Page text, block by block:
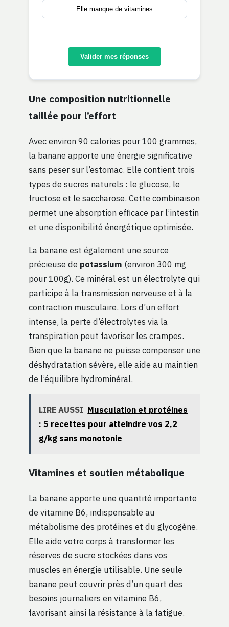
Elle manque de vitamines
Valider mes réponses
Une composition nutritionnelle
taillée pour l’effort
Avec environ 90 calories pour 100 grammes,
la banane apporte une énergie significative
sans peser sur l’estomac. Elle contient trois
types de sucres naturels : le glucose, le
fructose et le saccharose. Cette combinaison
permet une absorption efficace par l’intestin
et une disponibilité énergétique optimisée.
La banane est également une source
précieuse de potassium (environ 300 mg
pour 100g). Ce minéral est un électrolyte qui
participe à la transmission nerveuse et à la
contraction musculaire. Lors d’un effort
intense, la perte d’électrolytes via la
transpiration peut favoriser les crampes.
Bien que la banane ne puisse compenser une
déshydratation sévère, elle aide au maintien
de l’équilibre hydrominéral.
LIRE AUSSI Musculation et protéines
: 5 recettes pour atteindre vos 2,2
g/kg sans monotonie
Vitamines et soutien métabolique
La banane apporte une quantité importante
de vitamine B6, indispensable au
métabolisme des protéines et du glycogène.
Elle aide votre corps à transformer les
réserves de sucre stockées dans vos
muscles en énergie utilisable. Une seule
banane peut couvrir près d’un quart des
besoins journaliers en vitamine B6,
favorisant ainsi la résistance à la fatigue.